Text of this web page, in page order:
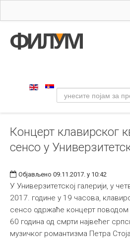
Упис
Уметност
Музичка уметност
Примењена и ликовна уметност
Издаваштво
Библиотека
Студенти
Међународна
Концерт клавирског
сенсо у
Објављено 09.11.2017. у 10:42
У Универзитетској галерији, у
2017. године у 19 часова,
сенсо одржаће концерт
60 година од смрти највећег
музичког романтизма Петра